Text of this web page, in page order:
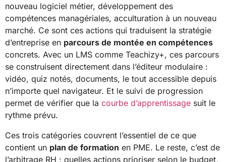
nouveau logiciel métier, développement des
compétences managériales, acculturation à un nouveau
marché. Ce sont ces actions qui traduisent la stratégie
d’entreprise en parcours de montée en compétences
concrets. Avec un LMS comme Teachizy+, ces parcours
se construisent directement dans l’éditeur modulaire :
vidéo, quiz notés, documents, le tout accessible depuis
n’importe quel navigateur. Et le suivi de progression
permet de vérifier que la courbe d’apprentissage suit le
rythme prévu.
Ces trois catégories couvrent l’essentiel de ce que
contient un plan de formation en PME. Le reste, c’est de
l’arbitrage RH : quelles actions prioriser selon le budget,